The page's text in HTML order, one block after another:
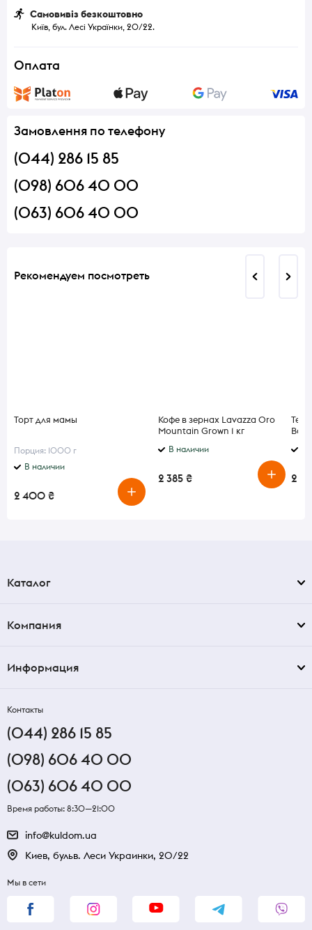
Самовивіз безкоштовно
Київ, бул. Лесі Українки, 20/22.
Оплата
Замовлення по телефону
(044) 286 15 85
(098) 606 40 00
(063) 606 40 00
Рекомендуем посмотреть
Торт для мамы
Порция: 1000 г
В наличии
2 400 ₴
Кофе в зернах Lavazza Oro
Mountain Grown 1 кг
В наличии
2 385 ₴ 2
Каталог
Компания
Информация
Контакты
(044) 286 15 85
(098) 606 40 00
(063) 606 40 00
Время работы: 8:30—21:00
info@kuldom.ua
Киев, бульв. Леси Украинки, 20/22
Мы в сети